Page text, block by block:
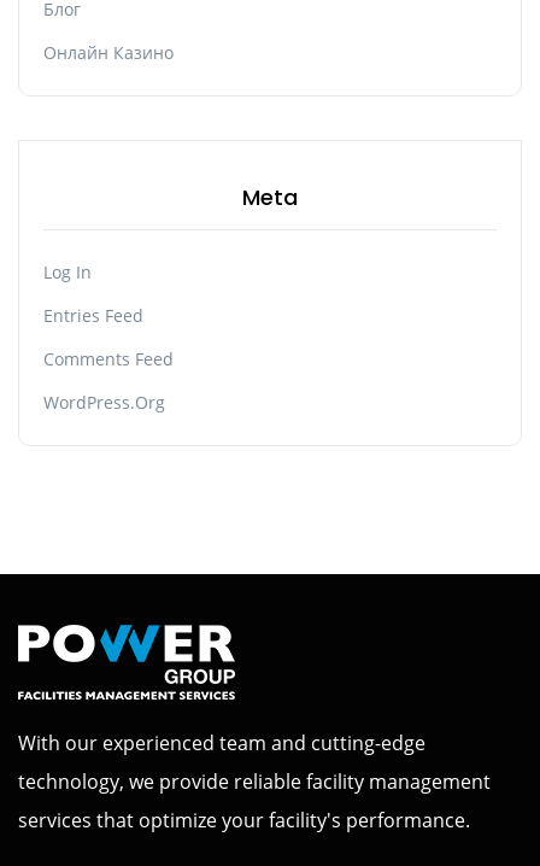
Блог
Онлайн Казино
Meta
Log In
Entries Feed
Comments Feed
WordPress.org
With our experienced team and cutting-edge
technology, we provide reliable facility management
services that optimize your facility's performance.